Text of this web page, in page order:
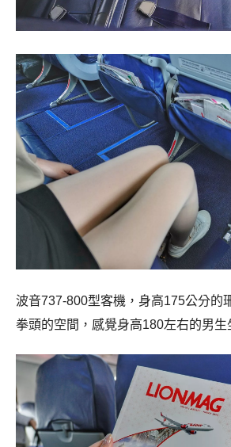
波音737-800型客機，身高175公分的
拳頭的空間，感覺身高180左右的男生